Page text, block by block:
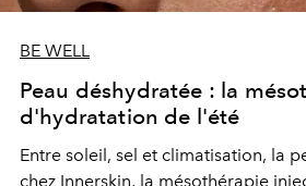
BE WELL
Peau déshydratée : la
d'hydratation de l'été
Entre soleil, sel et climatisation, la
chez Innerskin, la mésothérapie